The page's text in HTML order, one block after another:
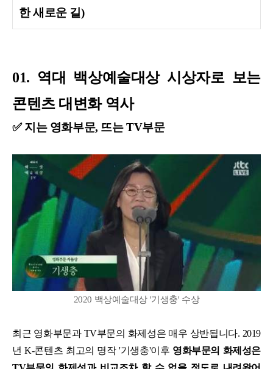
한 새로운 길)
01. 역대 백상예술대상 시상자로 보는
콘텐츠 대변화 역사
✅ 지는 영화부문, 뜨는 TV부문
2020 백상예술대상 '기생충' 수상
최근 영화부문과 TV부문의 화제성은 매우 상반됩니다. 2019
년 K-콘텐츠 최고의 명작 '기생충'이후 영화부문의 화제성은